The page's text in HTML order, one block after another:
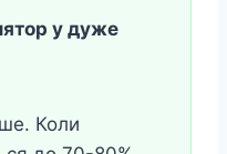
у дуже
Коли